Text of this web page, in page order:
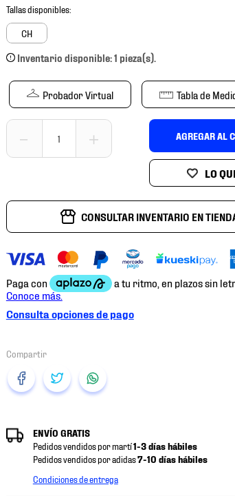
CH
Inventario disponible: 1 pieza(s).
Probador Virtual Tabla de
＋
－ AGREGAR AL
CONSULTAR INVENTARIO EN
Consulta opciones de pago
ENVÍO GRATIS
Pedidos vendidos por martí1-3 días hábiles
Pedidos vendidos por adidas7-10 días hábiles
Condiciones de entrega